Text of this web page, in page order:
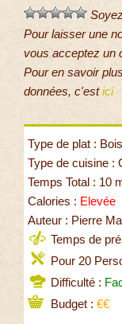
Pour laisser une
vous acceptez un
Pour en savoir
données, c'estici
Type de plat :
Type de cuisine :
Temps Total : 10
Calories : Elevée
Auteur : Pierre
Temps de
Pour 20
Difficulté :
Budget : €€